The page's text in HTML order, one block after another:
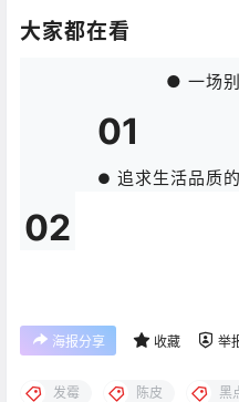
大家都在看
01
● 一场
02
● 追求生活品质
海报分享 收藏 举
发霉 陈皮 黑